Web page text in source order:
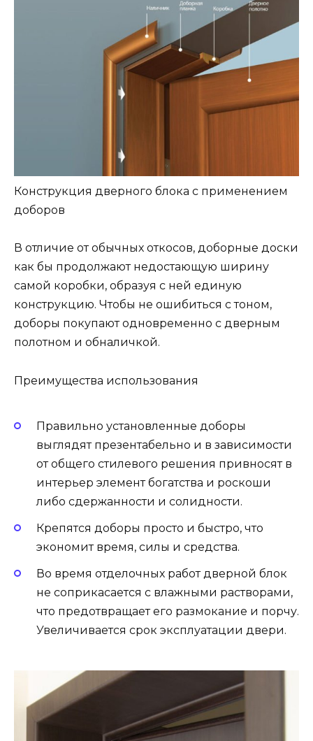
Конструкция дверного блока с применением
доборов
В отличие от обычных откосов, доборные доски
как бы продолжают недостающую ширину
самой коробки, образуя с ней единую
конструкцию. Чтобы не ошибиться с тоном,
доборы покупают одновременно с дверным
полотном и обналичкой.
Преимущества использования
Правильно установленные доборы
выглядят презентабельно и в зависимости
от общего стилевого решения привносят в
интерьер элемент богатства и роскоши
либо сдержанности и солидности.
Крепятся доборы просто и быстро, что
экономит время, силы и средства.
Во время отделочных работ дверной блок
не соприкасается с влажными растворами,
что предотвращает его размокание и порчу.
Увеличивается срок эксплуатации двери.